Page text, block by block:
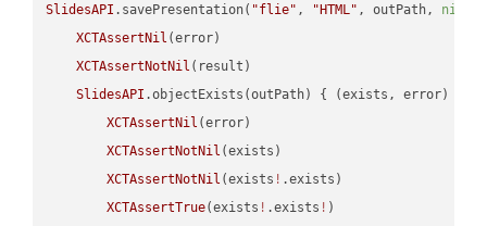
SlidesAPI .savePresentation( "flie" , "HTML" , outPath, nil
XCTAssertNil (error)
XCTAssertNotNil (result)
SlidesAPI .objectExists(outPath) { (exists, error) ->
XCTAssertNil (error)
XCTAssertNotNil (exists)
XCTAssertNotNil (exists ! .exists)
XCTAssertTrue(exists ! .exists ! )